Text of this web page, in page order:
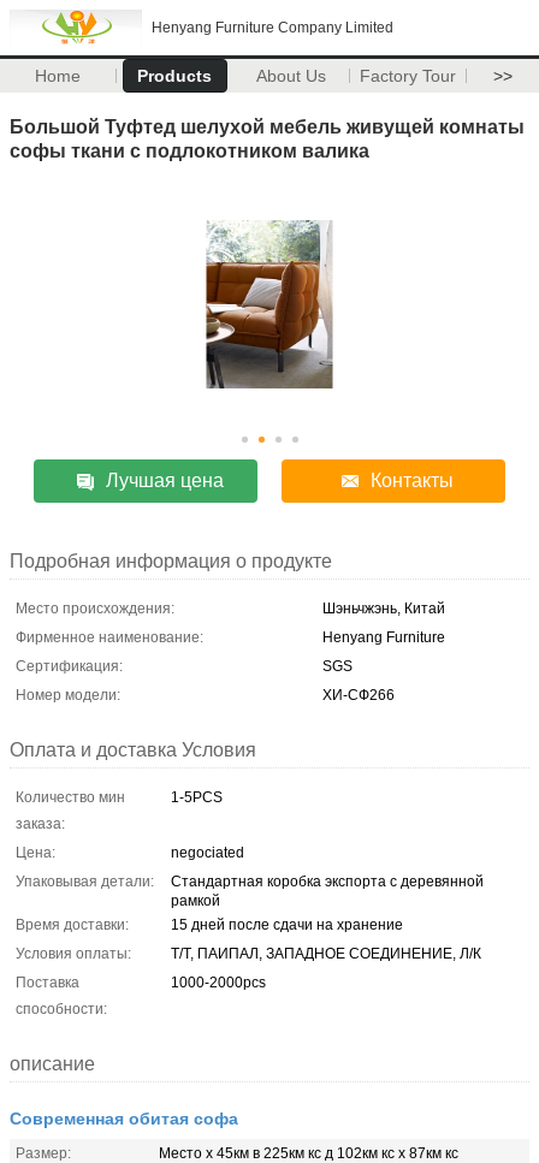
Henyang Furniture Company Limited
Home Products About Us Factory Tour >>
Большой Туфтед шелухой мебель живущей комнаты
софы ткани с подлокотником валика
Лучшая цена Контакты
Подробная информация о продукте
Место происхождения:
Шэньчжэнь, Китай
Фирменное наименование:
Henyang Furniture
Сертификация:
SGS
Номер модели:
ХИ-СФ266
Оплата и доставка Условия
Количество мин
заказа:
1-5PCS
Цена:
negociated
Упаковывая детали:
Стандартная коробка экспорта с деревянной
рамкой
Время доставки:
15 дней после сдачи на хранение
Условия оплаты:
Т/Т, ПАИПАЛ, ЗАПАДНОЕ СОЕДИНЕНИЕ, Л/К
Поставка
способности:
1000-2000pcs
описание
Современная обитая софа
Размер:
Место х 45км в 225км кс д 102км кс х 87км кс